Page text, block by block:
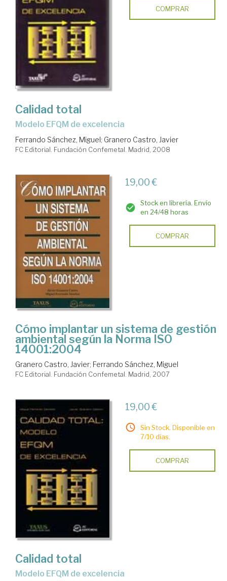
COMPRAR
Calidad total
modelo EFQM de excelencia
Ferrando Sánchez, Miguel; Granero Castro, Javier
FC Editorial. Fundación Confemetal. Madrid, 2008
19,00 €
Stock en librería. Envío
en 24/48 horas
COMPRAR
Cómo implantar un sistema de gestión
ambiental según la Norma ISO
14001:2004
Granero Castro, Javier; Ferrando Sánchez, Miguel
FC Editorial. Fundación Confemetal. Madrid, 2007
19,00 €
Sin Stock. Disponible en
7/10 días.
COMPRAR
Calidad total
modelo EFQM de excelencia